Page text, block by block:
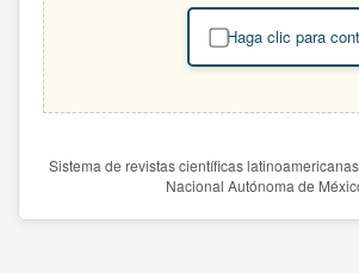
Haga clic para
Sistema de revistas científicas
Nacional Autónoma de